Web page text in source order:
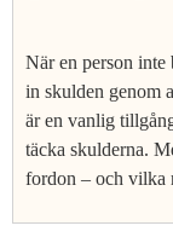
När en person
in skulden genom
är en vanlig
täcka skulderna.
fordon – och vilka